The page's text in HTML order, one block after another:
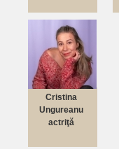
Cristina
Ungureanu
actriţă